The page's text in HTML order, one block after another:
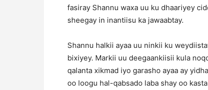
fasiray Shannu waxa uu ku dhaariyey
sheegay in inantiisu ka jawaabtay.
Shannu halkii ayaa uu ninkii ku
bixiyey. Markii uu deegaankiisii kula
qalanta xikmad iyo garasho ayaa ay
oo loogu hal-qabsado laba shay oo